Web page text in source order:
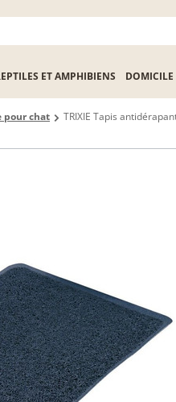
ET AMPHIBIENS DOMICILE
pour chat TRIXIE Tapis